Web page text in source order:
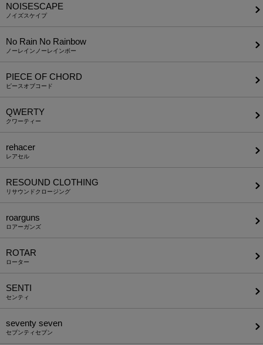
NOISESCAPE
ノイズスケイプ
No Rain No Rainbow
ノーレインノーレインボー
PIECE OF CHORD
ピースオブコード
QWERTY
クワーティー
rehacer
レアセル
RESOUND CLOTHING
リサウンドクロージング
roarguns
ロアーガンズ
ROTAR
ローター
SENTI
センティ
seventy seven
セブンティセブン